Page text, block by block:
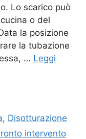
Lo scarico può
o del
la posizione
la tubazione
… Leggi
, Disotturazione
intervento